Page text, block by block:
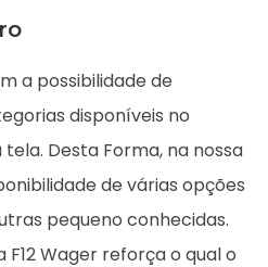
a possibilidade de
disponíveis no
Desta Forma, na nossa
de várias opções
pequeno conhecidas.
F12 Wager reforça o qual o